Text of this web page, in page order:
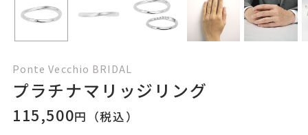
Ponte Vecchio BRIDAL
プラチナマリッジリング
115,500円（税込）